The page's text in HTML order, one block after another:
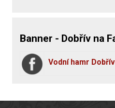
Banner - Dobřív na
Vodní hamr